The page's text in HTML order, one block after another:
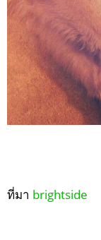
ที่มา brightside